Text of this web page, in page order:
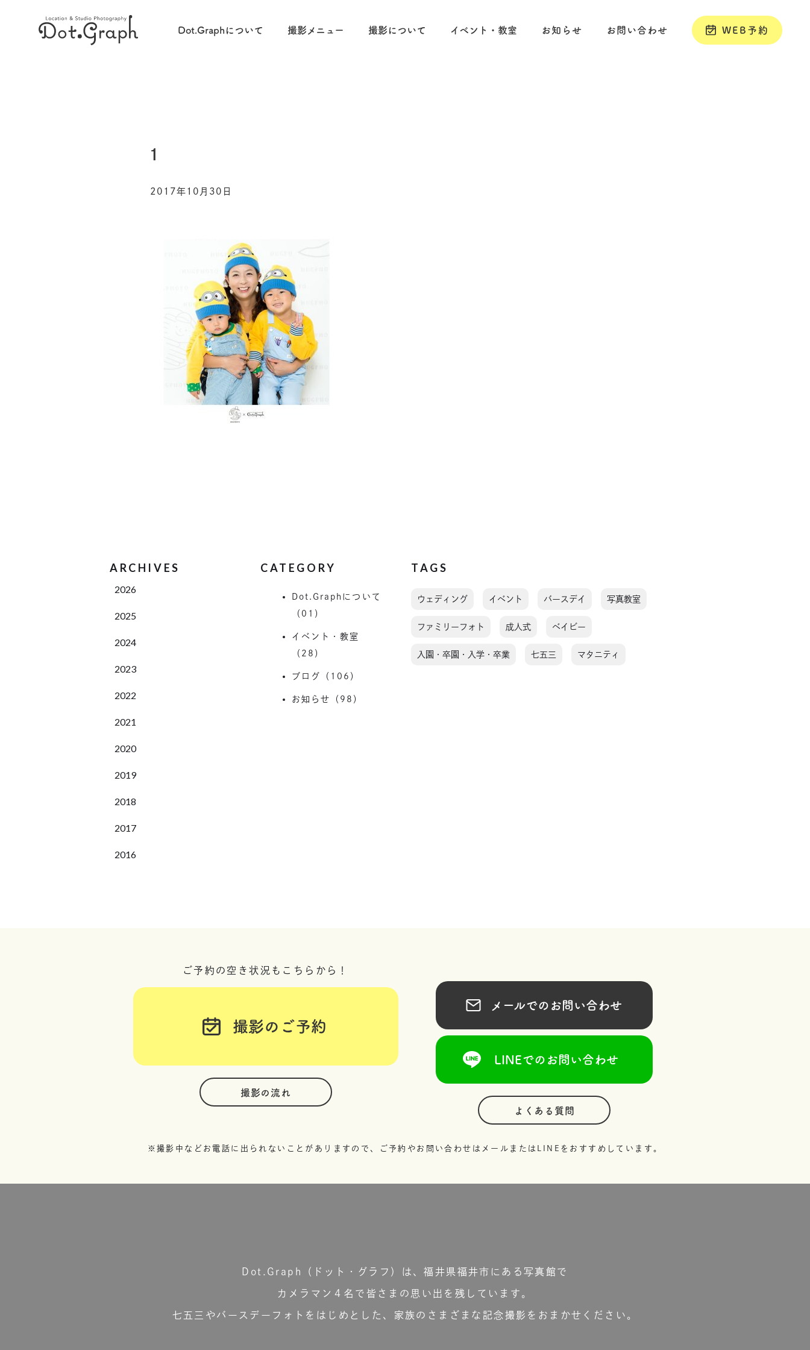
Dot.Graphについて 撮影メニュー 撮影について イベント・教室 お知らせ お問い合わせ WEB予約
1
2017年10月30日
ARCHIVES
2026
2025
2024
2023
2022
2021
2020
2019
2018
2017
2016
CATEGORY
Dot.Graphについて
（01）
イベント・教室
（28）
ブログ（106）
お知らせ（98）
TAGS
ウェディング イベント バースデイ 写真教室
ファミリーフォト 成人式 ベイビー
入園・卒園・入学・卒業 七五三 マタニティ
ご予約の空き状況もこちらから！
撮影のご予約
撮影の流れ
メールでのお問い合わせ
LINEでのお問い合わせ
よくある質問
※撮影中などお電話に出られないことがありますので、ご予約やお問い合わせはメールまたはLINEをおすすめしています。
Dot.Graph（ドット・グラフ）は、福井県福井市にある写真館で
カメラマン４名で皆さまの思い出を残しています。
七五三やバースデーフォトをはじめとした、家族のさまざまな記念撮影をおまかせください。